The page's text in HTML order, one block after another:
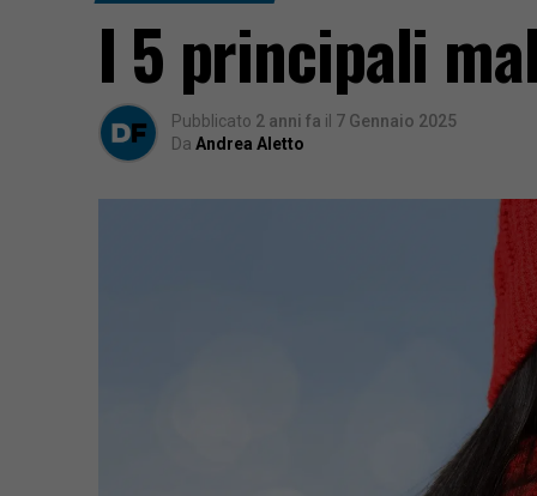
I 5 principali
Pubblicato 2 anni fa il 7 Gennaio 2025
Da Andrea Aletto